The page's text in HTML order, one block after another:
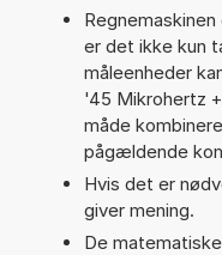
er det ikke kun
måleenheder
'45 Mikrohertz
måde
pågældende
Hvis det er
giver mening.
De